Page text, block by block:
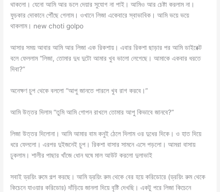
থাকলো। যেনো আমি আর ডলে দেয়ার সুযোগ না পাই। আমিও আর চেষ্টা করলাম না।
ফুচকার দোকানে পৌঁছে গেলাম। ওখানে লিজা একেবারে স্বাভাবিক। আমি ভয়ে ভয়ে
থাকলাম। new choti golpo
আসার সময় আবার আমি আর লিজা এক রিকশায়। এবার রিকশা ছাড়ার পর আমি ডাইরেক্ট
বলে ফেললাম “লিজা, তোমার দুধ দুটো আমার খুব ভালো লেগেছে। আমাকে একবার ধরতে
দিবা?”
অনেক্ষণ চুপ থেকে বললো “আপু জানতে পারলে খুব রাগ করবে।”
আমি উত্তর দিলাম “তুমি আমি গোপন রাখলে তোমার আপু কিভাবে জানবে?”
লিজা উত্তর দিলোনা। আমি আমার বাম কনুই ঠেলে দিলাম ওর দুধের দিকে। ও হাত দিয়ে
ধরে ফেললো। এরপর দুইজনেই চুপ। রিকশা বাসার সামনে এসে পড়লো। আমরা বাসায়
ঢুকলাম। শালীর পাছার খাঁজে ধোন ঘষে মাল আউট করলো দুলাভাই
সবাই ড্রয়িং রুমে গল্প করছে। আমি ড্রয়িং রুম থেকে বের হয়ে করিডোরে (ড্রয়িং রুম থেকে
কিচেনে যাওয়ার করিডোর) দাঁড়িয়ে জানলা দিয়ে বৃষ্টি দেখছি। একটু পরে লিজা কিচেনে